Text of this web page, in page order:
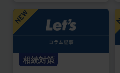
相続対策